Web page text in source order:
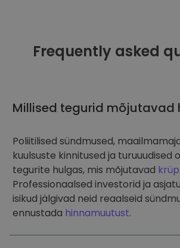
Frequently asked
Millised tegurid mõjutavad
Poliitilised sündmused,
kuulsuste kinnitused ja turuuudised
tegurite hulgas, mis mõjutavad
Professionaalsed investorid ja
isikud jälgivad neid reaalseid
ennustada hinnamuutust.